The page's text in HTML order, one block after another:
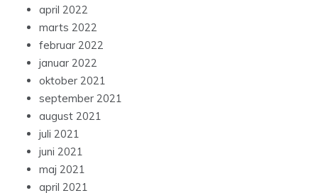
april 2022
marts 2022
februar 2022
januar 2022
oktober 2021
september 2021
august 2021
juli 2021
juni 2021
maj 2021
april 2021